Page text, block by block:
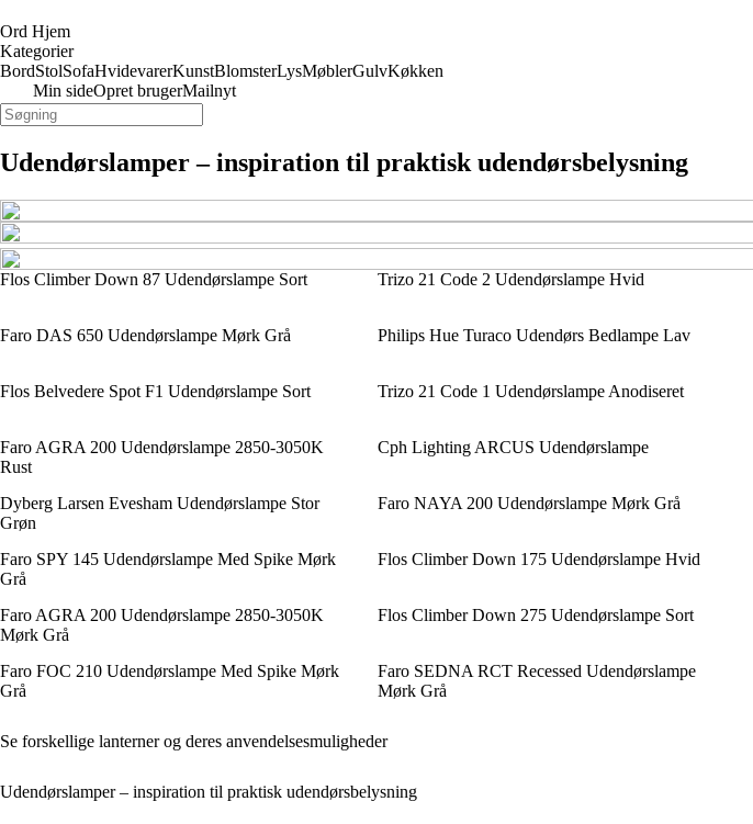
Ord Hjem
Kategorier
BordStolSofaHvidevarerKunstBlomsterLysMøblerGulvKøkken
Min sideOpret brugerMailnyt
Udendørslamper – inspiration til praktisk udendørsbelysning
Flos Climber Down 87 Udendørslampe Sort Trizo 21 Code 2 Udendørslampe Hvid
Faro DAS 650 Udendørslampe Mørk Grå
Philips Hue Turaco Udendørs Bedlampe Lav
Flos Belvedere Spot F1 Udendørslampe Sort Trizo 21 Code 1 Udendørslampe Anodiseret
Faro AGRA 200 Udendørslampe 2850-3050K
Rust
Cph Lighting ARCUS Udendørslampe
Dyberg Larsen Evesham Udendørslampe Stor
Grøn
Faro NAYA 200 Udendørslampe Mørk Grå
Faro SPY 145 Udendørslampe Med Spike Mørk
Grå
Flos Climber Down 175 Udendørslampe Hvid
Faro AGRA 200 Udendørslampe 2850-3050K
Mørk Grå
Flos Climber Down 275 Udendørslampe Sort
Faro FOC 210 Udendørslampe Med Spike Mørk
Grå
Faro SEDNA RCT Recessed Udendørslampe
Mørk Grå
Se forskellige lanterner og deres anvendelsesmuligheder
Udendørslamper – inspiration til praktisk udendørsbelysning